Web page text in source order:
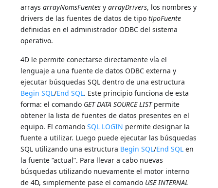
arraysarrayNomsFuentes yarrayDrivers, los nombres y
drivers de las fuentes de datos de tipotipoFuente
definidas en el administrador ODBC del sistema
operativo.
4D le permite conectarse directamente vía el
lenguaje a una fuente de datos ODBC externa y
ejecutar búsquedas SQL dentro de una estructura
Begin SQL/End SQL. Este principio funciona de esta
forma: el comando GET DATA SOURCE LISTpermite
obtener la lista de fuentes de datos presentes en el
equipo. El comandoSQL LOGIN permite designar la
fuente a utilizar. Luego puede ejecutar las búsquedas
SQL utilizando una estructura Begin SQL/End SQL en
la fuente “actual”. Para llevar a cabo nuevas
búsquedas utilizando nuevamente el motor interno
de 4D, simplemente pase el comando USE INTERNAL